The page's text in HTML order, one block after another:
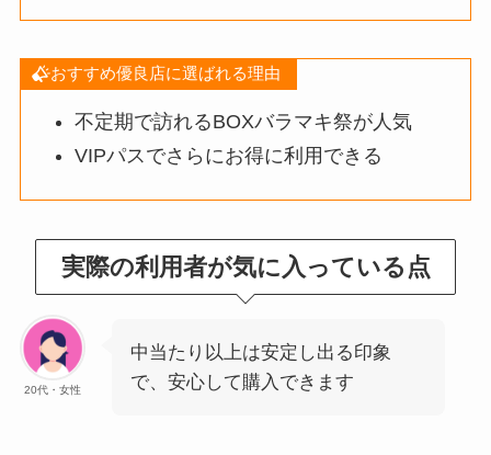
おすすめ優良店に選ばれる理由
不定期で訪れるBOXバラマキ祭が人気
VIPパスでさらにお得に利用できる
実際の利用者が気に入っている点
20代・女性
中当たり以上は安定し出る印象
で、安心して購入できます